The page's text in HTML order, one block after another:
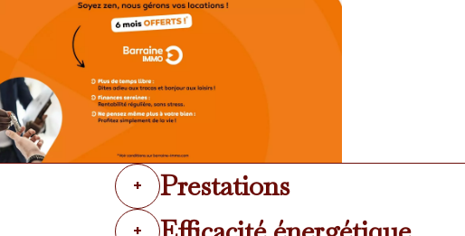
+ Prestations
+